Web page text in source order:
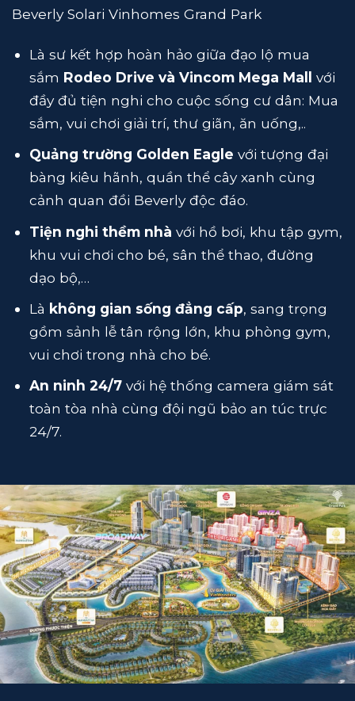
Beverly Solari Vinhomes Grand Park
Là sư kết hợp hoàn hảo giữa đạo lộ mua
sắm Rodeo Drive và Vincom Mega Mall
với
đầy đủ tiện nghi cho cuộc sống cư dân: Mua
sắm, vui chơi giải trí, thư giãn, ăn uống,..
Quảng trường Golden Eagle với tượng đại
bàng kiêu hãnh, quần thể cây xanh cùng
cảnh quan đồi Beverly độc đáo.
Tiện nghi thềm nhà với hồ bơi, khu tập gym,
khu vui chơi cho bé, sân thể thao, đường
dạo bộ,…
Là không gian sống đẳng cấp, sang trọng
gồm sảnh lễ tân rộng lớn, khu phòng gym,
vui chơi trong nhà cho bé.
An ninh 24/7 với hệ thống camera giám sát
toàn tòa nhà cùng đội ngũ bảo an túc trực
24/7.